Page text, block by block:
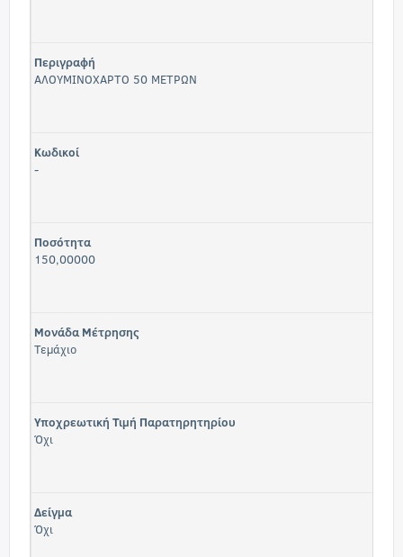
Περιγραφή
ΑΛΟΥΜΙΝΟΧΑΡΤΟ 50 ΜΕΤΡΩΝ
Κωδικοί
-
Ποσότητα
150,00000
Μονάδα Μέτρησης
Τεμάχιο
Υποχρεωτική Τιμή Παρατηρητηρίου
Όχι
Δείγμα
Όχι